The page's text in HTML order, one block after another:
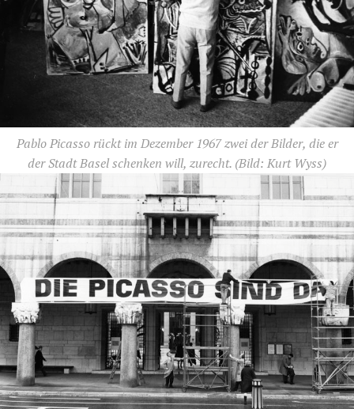
Pablo Picasso rückt im Dezember 1967 zwei der Bilder, die er
der Stadt Basel schenken will, zurecht. (Bild: Kurt Wyss)